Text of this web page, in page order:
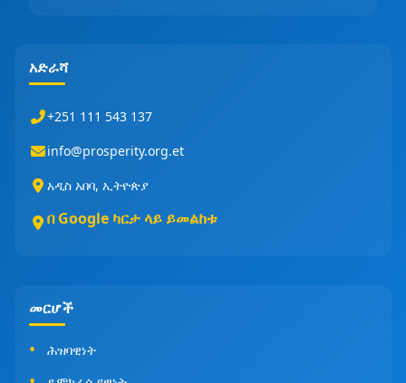
አድራሻ
+251 111 543 137
info@prosperity.org.et
አዲስ አበባ, ኢትዮጵያ
በ Google ካርታ ላይ ይመልከቱ
መርሆች
ሕዝባዊነት